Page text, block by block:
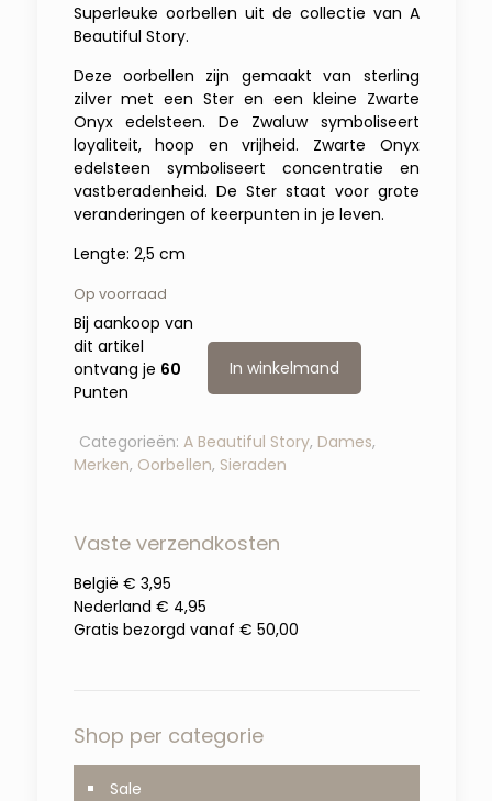
Superleuke oorbellen uit de collectie van A
Beautiful Story.
Deze oorbellen zijn gemaakt van sterling
zilver met een Ster en een kleine Zwarte
Onyx edelsteen. De Zwaluw symboliseert
loyaliteit, hoop en vrijheid. Zwarte Onyx
edelsteen symboliseert concentratie en
vastberadenheid. De Ster staat voor grote
veranderingen of keerpunten in je leven.
Lengte: 2,5 cm
Op voorraad
Bij aankoop van
dit artikel
ontvang je 60
Punten
In winkelmand
Categorieën: A Beautiful Story, Dames,
Merken, Oorbellen, Sieraden
Vaste verzendkosten
België € 3,95
Nederland € 4,95
Gratis bezorgd vanaf € 50,00
Shop per categorie
Sale